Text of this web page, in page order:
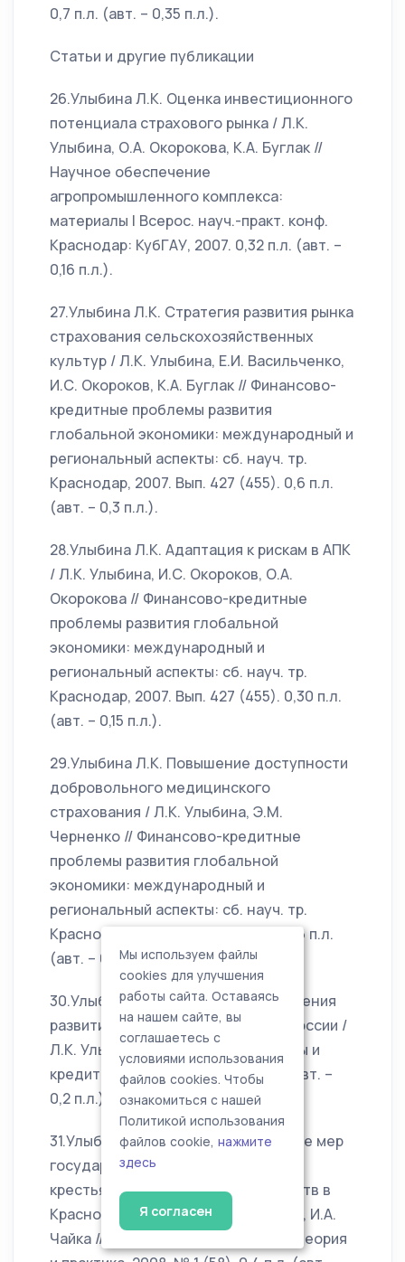
0,7 п.л. (авт. – 0,35 п.л.).
Статьи и другие публикации
26.Улыбина Л.К. Оценка инвестиционного
потенциала страхового рынка / Л.К.
Улыбина, О.А. Окорокова, К.А. Буглак //
Научное обеспечение
агропромышленного комплекса:
материалы I Всерос. науч.-практ. конф.
Краснодар: КубГАУ, 2007. 0,32 п.л. (авт. –
0,16 п.л.).
27.Улыбина Л.К. Стратегия развития рынка
страхования сельскохозяйственных
культур / Л.К. Улыбина, Е.И. Васильченко,
И.С. Окороков, К.А. Буглак // Финансово-
кредитные проблемы развития
глобальной экономики: международный и
региональный аспекты: сб. науч. тр.
Краснодар, 2007. Вып. 427 (455). 0,6 п.л.
(авт. – 0,3 п.л.).
28.Улыбина Л.К. Адаптация к рискам в АПК
/ Л.К. Улыбина, И.С. Окороков, О.А.
Окорокова // Финансово-кредитные
проблемы развития глобальной
экономики: международный и
региональный аспекты: сб. науч. тр.
Краснодар, 2007. Вып. 427 (455). 0,30 п.л.
(авт. – 0,15 п.л.).
29.Улыбина Л.К. Повышение доступности
добровольного медицинского
страхования / Л.К. Улыбина, Э.М.
Черненко // Финансово-кредитные
проблемы развития глобальной
экономики: международный и
региональный аспекты: сб. науч. тр.
Краснодар, 2007. Вып. 427 (455). 0,6 п.л.
(авт. – 0,3 п.л.).
30.Улыбина Л.К. Основные направления
развития лизинговых компаний в России /
Л.К. Улыбина, Н.В. Эстрик // Финансы и
кредит. 2007. № 28 (268). 0,4 п.л. (авт. –
0,2 п.л.).
31.Улыбина Л.К. Совершенствование мер
государственного регулирования
крестьянских (фермерских) хозяйств в
Краснодарском крае / Л.К. Улыбина, И.А.
Чайка // Региональная экономика: теория
Мы используем файлы
cookies для улучшения
работы сайта. Оставаясь
на нашем сайте, вы
соглашаетесь с
условиями использования
файлов cookies. Чтобы
ознакомиться с нашей
Политикой использования
файлов cookie, нажмите
здесь
Я согласен